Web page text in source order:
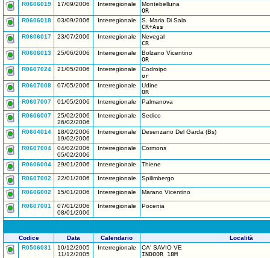
R0606019 17/09/2006 Interregionale
Montebelluna
OR
R0606018
03/09/2006 Interregionale
S. Maria Di Sala
CR+Ass
R0606017
23/07/2006 Interregionale
Nevegal
CR
R0606013
25/06/2006 Interregionale
Bolzano Vicentino
OR
R0607024
21/05/2006 Interregionale
Codroipo
or
R0607008
07/05/2006 Interregionale
Udine
OR
R0607007
01/05/2006 Interregionale Palmanova
R0606007
25/02/2006
26/02/2006
Interregionale Sedico
R0604014
18/02/2006
19/02/2006
Interregionale Desenzano Del Garda (Bs)
R0607004
04/02/2006
05/02/2006
Interregionale Cormons
R0606004 29/01/2006 Interregionale Thiene
R0607002 22/01/2006 Interregionale Spilimbergo
R0606002 15/01/2006 Interregionale Marano Vicentino
R0607001
07/01/2006
08/01/2006
Interregionale Pocenia
Codice Data Calendario
Località
R0506031
10/12/2005
11/12/2005
Interregionale
CA' SAVIO VE
INDOOR 18M